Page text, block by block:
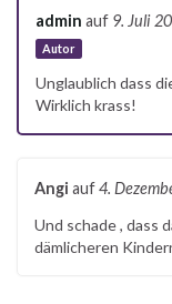
admin auf 9. Juli
Autor
Unglaublich dass
Wirklich krass!
Angi auf4.
Und schade , dass
dämlicheren